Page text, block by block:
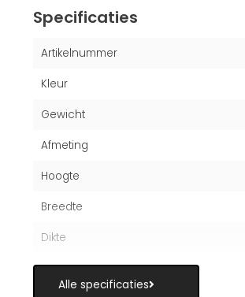
Specificaties
Artikelnummer
Kleur
Gewicht
Afmeting
Hoogte
Breedte
Dikte
Alle specificaties